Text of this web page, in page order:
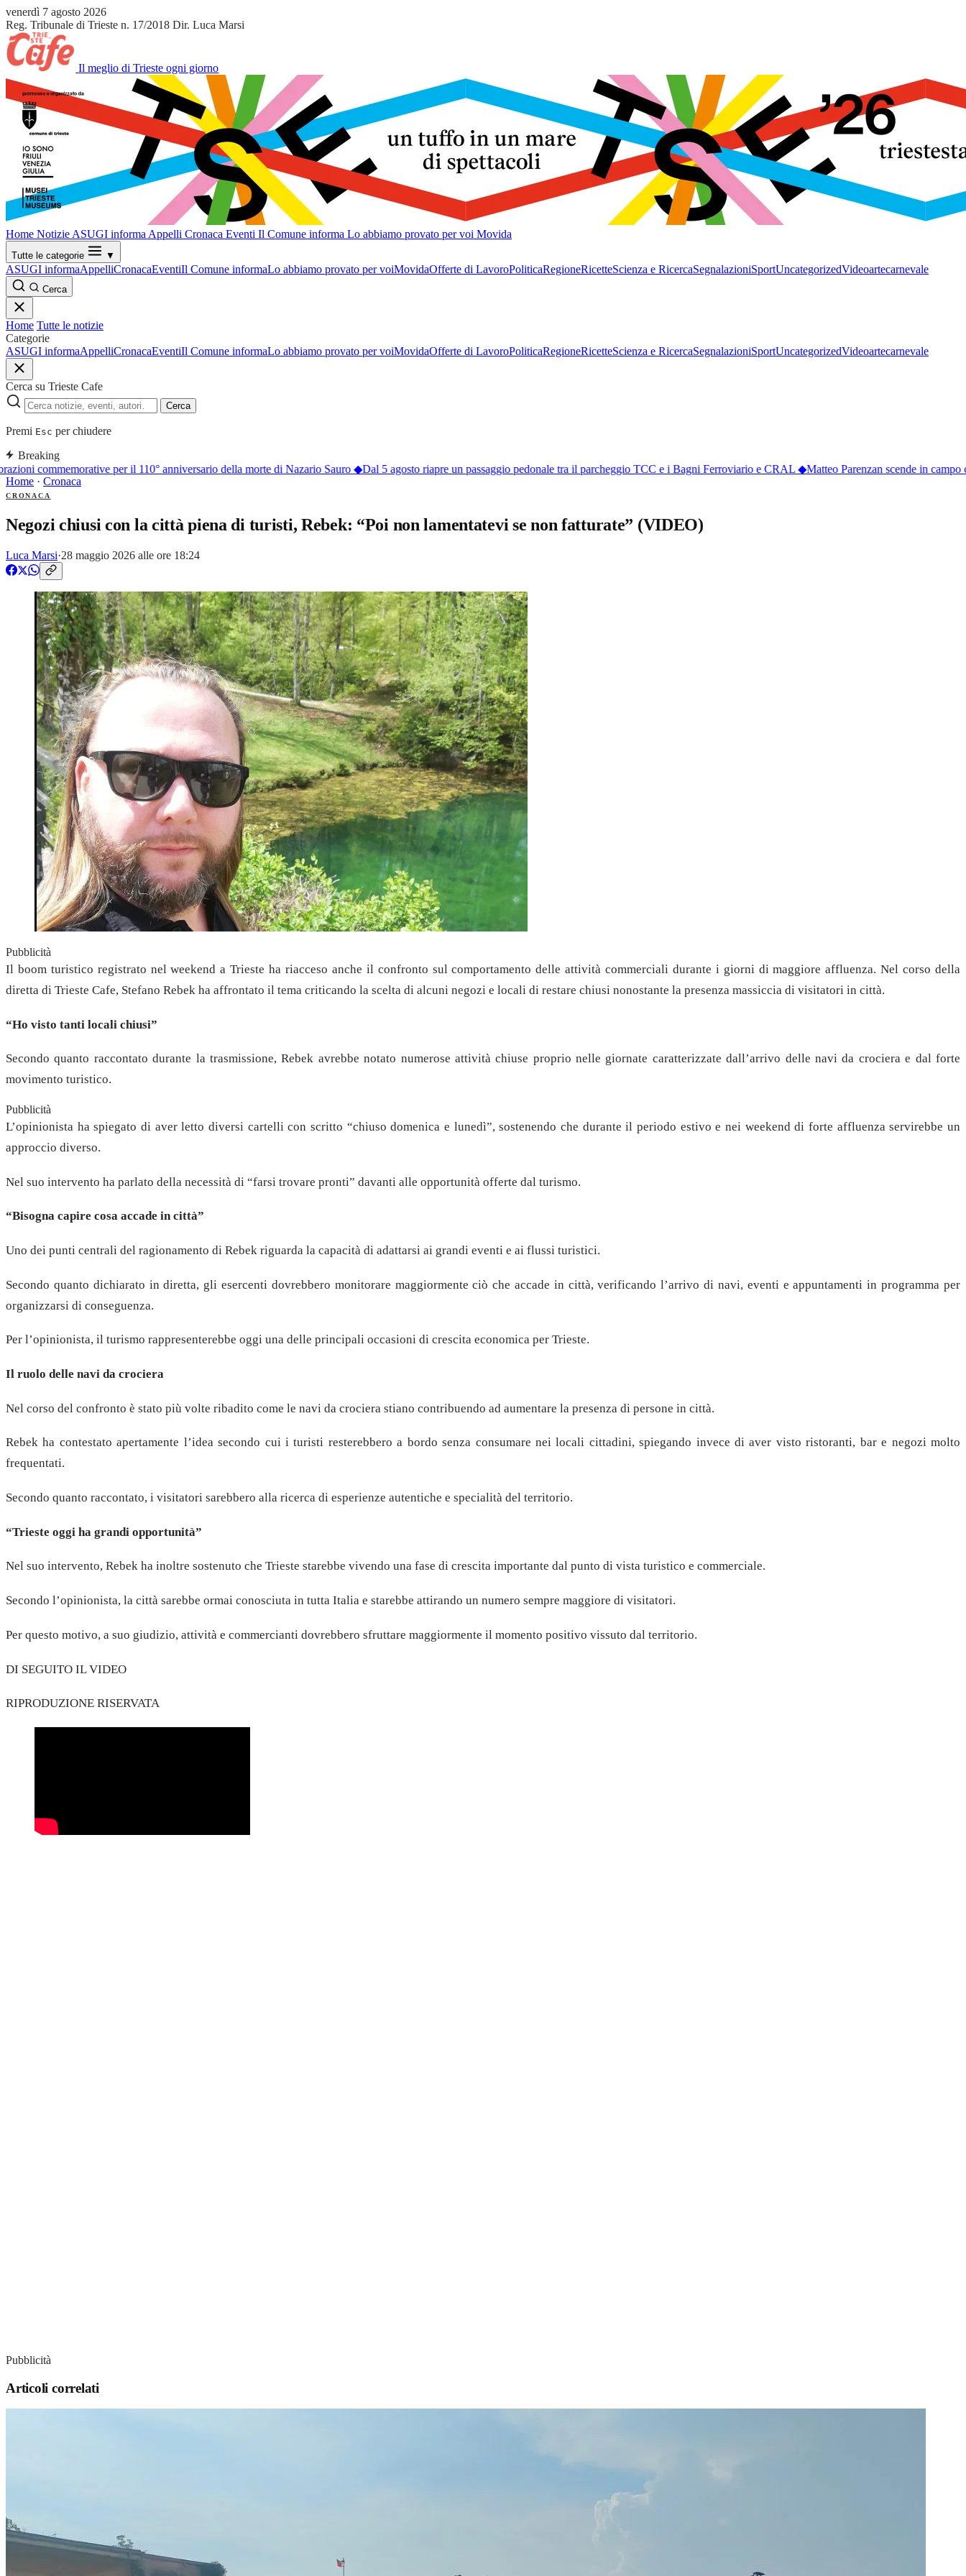
venerdì 7 agosto 2026
Reg. Tribunale di Trieste n. 17/2018 Dir. Luca Marsi
Il meglio di Trieste ogni giorno
Home Notizie ASUGI informa Appelli Cronaca Eventi Il Comune informa Lo abbiamo provato per voi Movida
Tutte le categorie ▼
ASUGI informaAppelliCronacaEventiIl Comune informaLo abbiamo provato per voiMovidaOfferte di LavoroPoliticaRegioneRicetteScienza e RicercaSegnalazioniSportUncategorizedVideoartecarnevale
Cerca
Home Tutte le notizie
Categorie
ASUGI informaAppelliCronacaEventiIl Comune informaLo abbiamo provato per voiMovidaOfferte di LavoroPoliticaRegioneRicetteScienza e RicercaSegnalazioniSportUncategorizedVideoartecarnevale
Cerca su Trieste Cafe
Cerca
Premi Esc per chiudere
Breaking
commemorative per il 110° anniversario della morte di Nazario Sauro◆Dal 5 agosto riapre un passaggio pedonale tra il parcheggio TCC e i Bagni Ferroviario e CRAL◆Matteo Parenzan scende in campo
Home · Cronaca
CRONACA
Negozi chiusi con la città piena di turisti, Rebek: “Poi non lamentatevi se non fatturate” (VIDEO)
Luca Marsi·28 maggio 2026 alle ore 18:24
Pubblicità
Il boom turistico registrato nel weekend a Trieste ha riacceso anche il confronto sul comportamento delle attività commerciali durante i giorni di maggiore affluenza. Nel corso della
diretta di Trieste Cafe, Stefano Rebek ha affrontato il tema criticando la scelta di alcuni negozi e locali di restare chiusi nonostante la presenza massiccia di visitatori in città.
“Ho visto tanti locali chiusi”
Secondo quanto raccontato durante la trasmissione, Rebek avrebbe notato numerose attività chiuse proprio nelle giornate caratterizzate dall’arrivo delle navi da crociera e dal forte
movimento turistico.
Pubblicità
L’opinionista ha spiegato di aver letto diversi cartelli con scritto “chiuso domenica e lunedì”, sostenendo che durante il periodo estivo e nei weekend di forte affluenza servirebbe un
approccio diverso.
Nel suo intervento ha parlato della necessità di “farsi trovare pronti” davanti alle opportunità offerte dal turismo.
“Bisogna capire cosa accade in città”
Uno dei punti centrali del ragionamento di Rebek riguarda la capacità di adattarsi ai grandi eventi e ai flussi turistici.
Secondo quanto dichiarato in diretta, gli esercenti dovrebbero monitorare maggiormente ciò che accade in città, verificando l’arrivo di navi, eventi e appuntamenti in programma per
organizzarsi di conseguenza.
Per l’opinionista, il turismo rappresenterebbe oggi una delle principali occasioni di crescita economica per Trieste.
Il ruolo delle navi da crociera
Nel corso del confronto è stato più volte ribadito come le navi da crociera stiano contribuendo ad aumentare la presenza di persone in città.
Rebek ha contestato apertamente l’idea secondo cui i turisti resterebbero a bordo senza consumare nei locali cittadini, spiegando invece di aver visto ristoranti, bar e negozi molto
frequentati.
Secondo quanto raccontato, i visitatori sarebbero alla ricerca di esperienze autentiche e specialità del territorio.
“Trieste oggi ha grandi opportunità”
Nel suo intervento, Rebek ha inoltre sostenuto che Trieste starebbe vivendo una fase di crescita importante dal punto di vista turistico e commerciale.
Secondo l’opinionista, la città sarebbe ormai conosciuta in tutta Italia e starebbe attirando un numero sempre maggiore di visitatori.
Per questo motivo, a suo giudizio, attività e commercianti dovrebbero sfruttare maggiormente il momento positivo vissuto dal territorio.
DI SEGUITO IL VIDEO
RIPRODUZIONE RISERVATA
Pubblicità
Articoli correlati